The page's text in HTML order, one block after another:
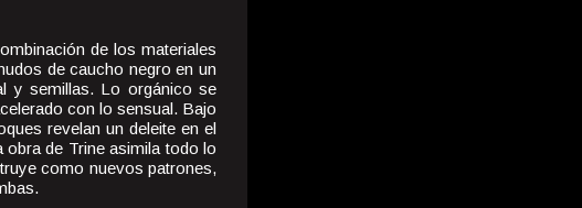
de los materiales
de caucho negro en un
y semillas. Lo orgánico se
con lo sensual. Bajo
revelan un deleite en el
de Trine asimila todo lo
como nuevos patrones,